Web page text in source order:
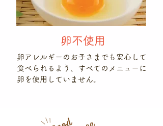
卵不使用
卵アレルギーのお子さまでも安心して
食べられるよう、すべてのメニューに
卵を使用していません。